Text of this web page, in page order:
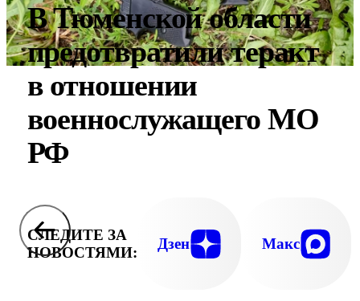
В Тюменской области
предотвратили теракт
в отношении
военнослужащего МО
РФ
СЛЕДИТЕ ЗА
НОВОСТЯМИ:
Дзен Макс